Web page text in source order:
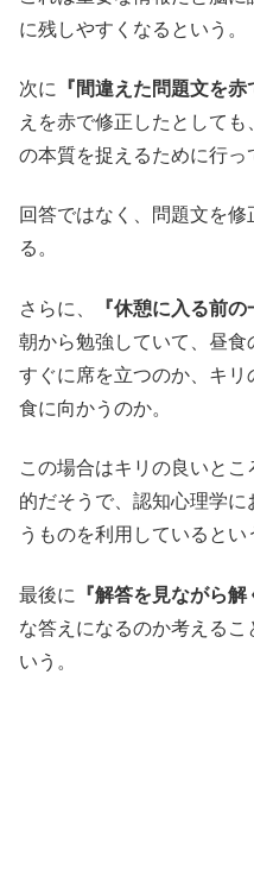
に残しやすくなるという。
次に 『間違えた問題文を赤
えを赤で修正したとして
の本質を捉えるために行っ
回答ではなく、問題文を修
る。
さらに、 『休憩に入る前の
朝から勉強していて、昼食
すぐに席を立つのか、キ
食に向かうのか。
この場合はキリの良いと
的だそうで、認知心理学に
うものを利用しているとい
最後に 『解答を見ながら解
な答えになるのか考える
いう。